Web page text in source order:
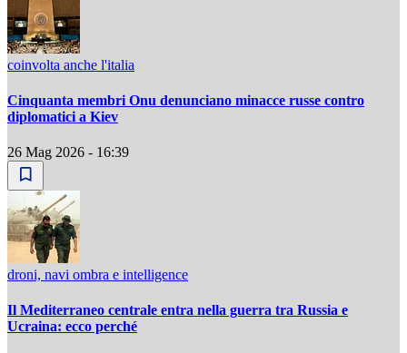
coinvolta anche l'italia
Cinquanta membri Onu denunciano minacce russe contro
diplomatici a Kiev
26 Mag 2026 - 16:39
droni, navi ombra e intelligence
Il Mediterraneo centrale entra nella guerra tra Russia e
Ucraina: ecco perché